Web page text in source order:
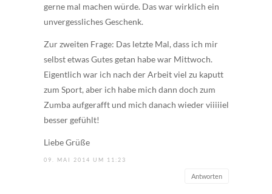
gerne mal machen würde. Das war wirklich ein
unvergessliches Geschenk.
Zur zweiten Frage: Das letzte Mal, dass ich mir
selbst etwas Gutes getan habe war Mittwoch.
Eigentlich war ich nach der Arbeit viel zu kaputt
zum Sport, aber ich habe mich dann doch zum
Zumba aufgerafft und mich danach wieder viiiiiel
besser gefühlt!
Liebe Grüße
09. MAI 2014 UM 11:23
Antworten